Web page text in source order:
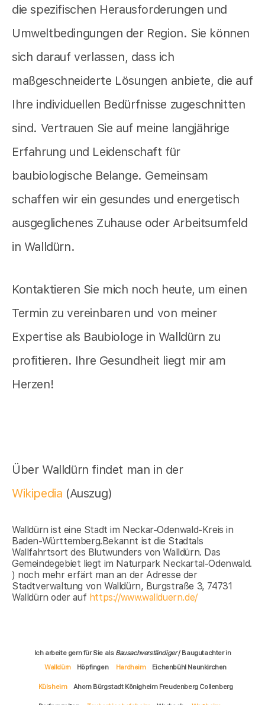
die spezifischen Herausforderungen und
Umweltbedingungen der Region. Sie können
sich darauf verlassen, dass ich
maßgeschneiderte Lösungen anbiete, die auf
Ihre individuellen Bedürfnisse zugeschnitten
sind. Vertrauen Sie auf meine langjährige
Erfahrung und Leidenschaft für
baubiologische Belange. Gemeinsam
schaffen wir ein gesundes und energetisch
ausgeglichenes Zuhause oder Arbeitsumfeld
in Walldürn.
Kontaktieren Sie mich noch heute, um einen
Termin zu vereinbaren und von meiner
Expertise als Baubiologe in Walldürn zu
profitieren. Ihre Gesundheit liegt mir am
Herzen!
Über Walldürn findet man in der
Wikipedia (Auszug)
Walldürn ist eine Stadt im Neckar-Odenwald-Kreis in
Baden-Württemberg.Bekannt ist die Stadtals
Wallfahrtsort des Blutwunders von Walldürn. Das
Gemeindegebiet liegt im Naturpark Neckartal-Odenwald.
) noch mehr erfärt man an der Adresse der
Stadtverwaltung von Walldürn, Burgstraße 3, 74731
Walldürn oder auf https://www.wallduern.de/
Ich arbeite gern für Sie als Bausachverständiger/ Baugutachter in
Walldürn
Höpfingen Hardheim Eichenbühl Neunkirchen
Külsheim Ahorn Bürgstadt Königheim Freudenberg Collenberg